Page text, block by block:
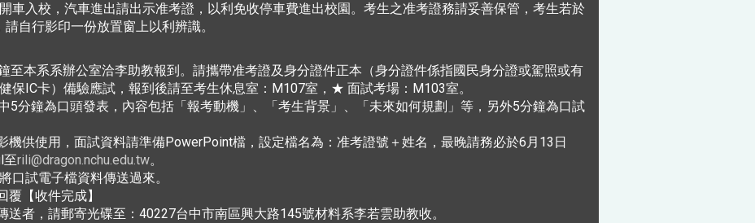
車入校，汽車進出請出示准考證，以利免收停車費進出校園。考生之准考證務請妥善保管，考生若於
自行影印一份放置窗上以利辨識。
至本系系辦公室洽李助教報到。請攜帶准考證及身分證件正本（身分證件係指國民身分證或駕照或有
保IC卡）備驗應試，報到後請至考生休息室：M107室，★ 面試考場：M103室。
5分鐘為口頭發表，內容包括「報考動機」、「考生背景」、「未來如何規劃」等，另外5分鐘為口試
機供使用，面試資料請準備PowerPoint檔，設定檔名為：准考證號＋姓名，最晚請務必於6月13日
至rili@dragon.nchu.edu.tw。
試電子檔資料傳送過來。
【收件完成】
者，請郵寄光碟至：40227台中市南區興大路145號材料系李若雲助教收。